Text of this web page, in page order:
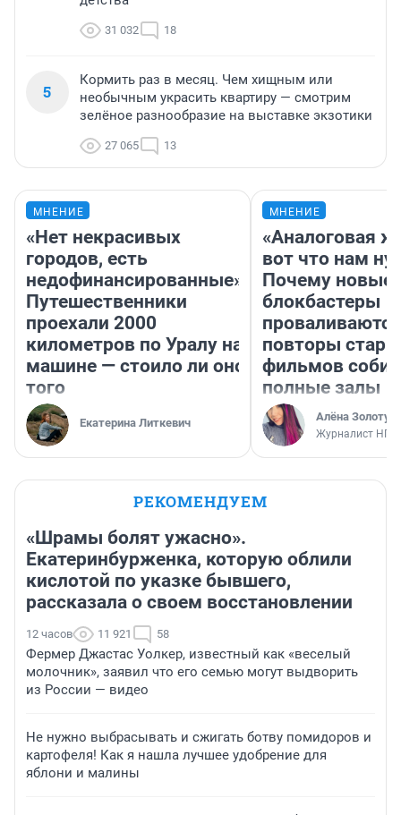
31 032 18
5
Кормить раз в месяц. Чем хищным или
необычным украсить квартиру — смотрим
зелёное разнообразие на выставке экзотики
27 065 13
МНЕНИЕ
«Нет некрасивых
городов, есть
недофинансированные».
Путешественники
проехали 2000
километров по Уралу на
машине — стоило ли оно
того
Екатерина Литкевич
МНЕНИЕ
«Аналоговая
вот что нам
Почему новые
блокбастеры
повторы
фильмов
полные залы
Алёна
Журналист НГС
РЕКОМЕНДУЕМ
«Шрамы болят ужасно».
Екатеринбурженка, которую облили
кислотой по указке бывшего,
рассказала о своем восстановлении
12 часов 11 921 58
Фермер Джастас Уолкер, известный как «веселый
молочник», заявил что его семью могут выдворить
из России — видео
Не нужно выбрасывать и сжигать ботву помидоров и
картофеля! Как я нашла лучшее удобрение для
яблони и малины